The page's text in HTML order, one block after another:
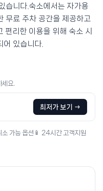
습니다.숙소에서는 자가용
무료 주차 공간을 제공하고
편리한 이용을 위해 숙소 시
어 있습니다.
요.
최저가 보기 →
가능 옵션 📱 24시간 고객지원